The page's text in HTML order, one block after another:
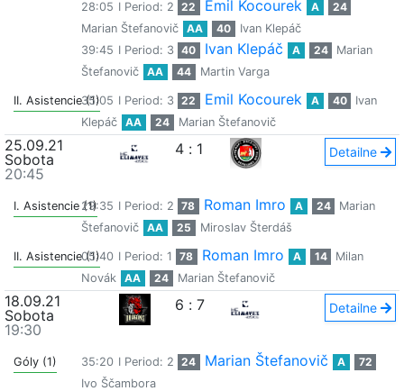
28:05 I Period: 2 22 Emil Kocourek A
24
Marian Štefanovič
AA 40
Ivan Klepáč
39:45 I Period: 3 40 Ivan Klepáč A 24
Marian
Štefanovič
AA 44 Martin Varga
II. Asistencie (1)
35:05 I Period: 3 22 Emil Kocourek A 40
Ivan
Klepáč
AA 24 Marian Štefanovič
25.09.21
Sobota
20:45
4 : 1 Detailne
I. Asistencie (1)29:35 I Period: 2 78 Roman Imro A 24
Marian
Štefanovič
AA 25 Miroslav Šterdáš
II. Asistencie (1)
05:40 I Period: 1 78 Roman Imro A 14
Milan
Novák
AA 24 Marian Štefanovič
18.09.21
Sobota
19:30
6 : 7 Detailne
Góly (1) 35:20 I Period: 2 24 Marian Štefanovič A
72
Ivo Ščambora